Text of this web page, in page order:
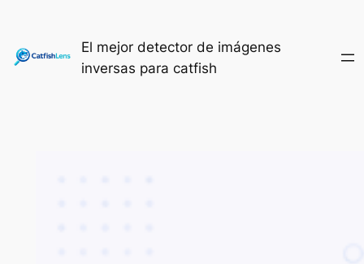
contenido
El mejor detector de imágenes
inversas para catfish